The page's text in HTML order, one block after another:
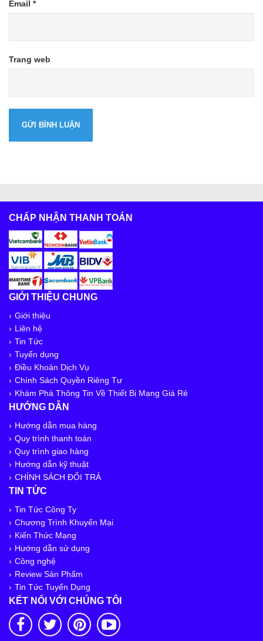
Email *
Trang web
CHẤP NHẬN THANH TOÁN
GIỚI THIỆU CHUNG
Giới thiệu
Liên hệ
Tin Tức
Tuyển dụng
Điều Khoản Dịch Vụ
Chính Sách Quyền Riêng Tư
Khám Phá Thông Tin Về Thiết Bị Mạng Giá Rẻ
HƯỚNG DẪN
Hướng dẫn mua hàng
Quy trình thanh toán
Quy trình giao hàng
Hướng dẫn kỹ thuật
CHÍNH SÁCH ĐỔI TRẢ
TIN TỨC
Tin Tức Công Ty
Chương Trình Khuyến Mại
Kiến Thức Mạng
Hướng dẫn sử dụng
Công nghệ
Review Sản Phẩm
Tin Tức Tuyển Dụng
KẾT NỐI VỚI CHÚNG TÔI